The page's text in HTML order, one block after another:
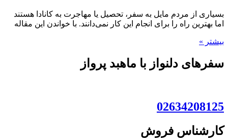
بسیاری از مردم مایل به سفر، تحصیل یا مهاجرت به کانادا هستند
اما بهترین راه را برای انجام این کار نمی‌دانند. با خواندن این مقاله
بیشتر »
سفرهای دلنواز با ماهبد پرواز
02634208125
کارشناس فروش